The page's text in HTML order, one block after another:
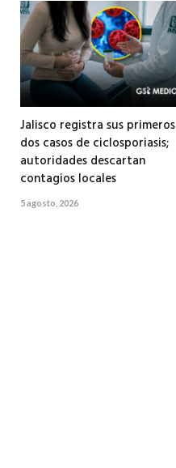
Jalisco registra sus primeros
dos casos de ciclosporiasis;
autoridades descartan
contagios locales
5 agosto, 2026